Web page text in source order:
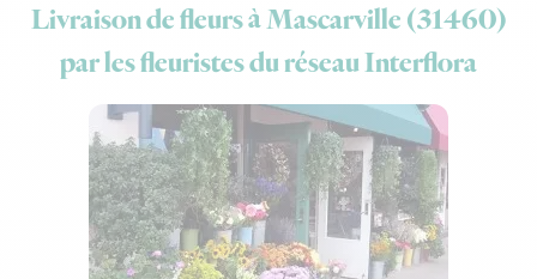
Livraison de fleurs à Mascarville (31460)
par les fleuristes du réseau Interflora